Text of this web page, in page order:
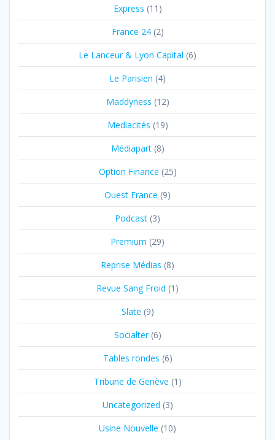
Express (11)
France 24(2)
Le Lanceur & Lyon Capital (6)
Le Parisien (4)
Maddyness (12)
Mediacités (19)
Médiapart(8)
Option Finance (25)
Ouest France (9)
Podcast (3)
Premium (29)
Reprise Médias (8)
Revue Sang Froid (1)
Slate (9)
Socialter(6)
Tables rondes (6)
Tribune de Genève (1)
Uncategorized (3)
Usine Nouvelle (10)